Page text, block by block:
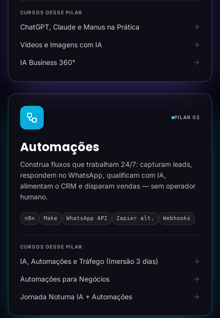
CURSOS DESSE PILAR
ChatGPT, Claude e Manus na Prática
Vídeos e Imagens com IA
IA Business 360°
PILAR 02
Automações
Construa fluxos que trabalham 24/7: capturam leads,
respondem no WhatsApp, qualificam com IA,
alimentam o CRM e disparam vendas — sem operador
humano.
n8n Make WhatsApp API Zapier alt. Webhooks
CURSOS DESSE PILAR
IA, Automações e Tráfego (Imersão 3 dias)
Automações para Negócios
Jornada Noturna IA + Automações